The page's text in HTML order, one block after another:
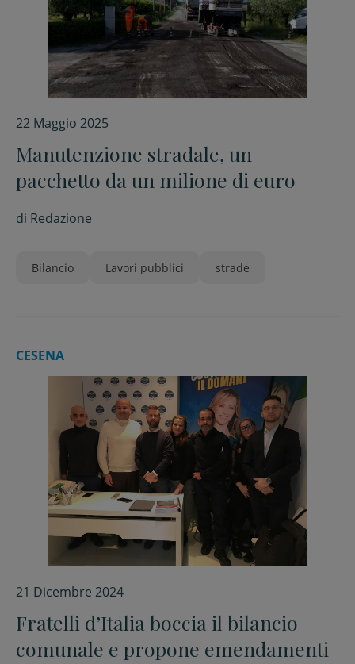
22 Maggio 2025
Manutenzione stradale, un
pacchetto da un milione di euro
di Redazione
Bilancio Lavori pubblici strade
CESENA
21 Dicembre 2024
Fratelli d’Italia boccia il bilancio
comunale e propone emendamenti